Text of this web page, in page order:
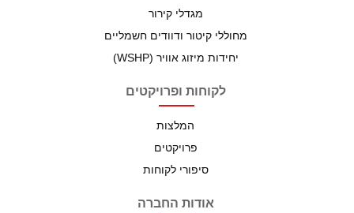
מגדלי קירור
מחוללי קיטור ודוודים חשמליים
יחידות מיזוג אוויר (WSHP)
לקוחות ופרויקטים
המלצות
פרויקטים
סיפורי לקוחות
אודות החברה